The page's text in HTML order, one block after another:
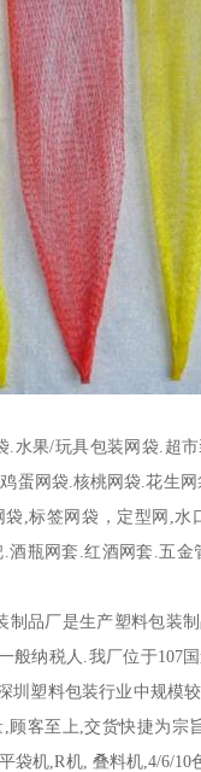
.水果/玩具包装网袋.超
蛋网袋.核桃网袋.花生
袋,标签网袋，定型网,水
酒瓶网套.红酒网套.五金
制品厂是生产塑料包装
般纳税人.我厂位于107
圳塑料包装行业中规模
顾客至上,交货快捷为宗
袋机,R机, 叠料机,4/6/10